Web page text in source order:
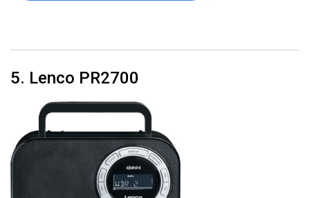
5. Lenco PR2700